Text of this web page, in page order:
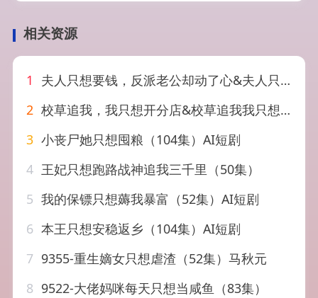
相关资源
1
夫人只想要钱，反派老公却动了心&夫人只想要钱反派老公却动了心（88集）AI短剧
2 校草追我，我只想开分店&校草追我我只想开分店（40集）AI短剧
3 小丧尸她只想囤粮（104集）AI短剧
4 王妃只想跑路战神追我三千里（50集）
5 我的保镖只想薅我暴富（52集）AI短剧
6 本王只想安稳返乡（104集）AI短剧
7 9355-重生嫡女只想虐渣（52集）马秋元
8 9522-大佬妈咪每天只想当咸鱼（83集）